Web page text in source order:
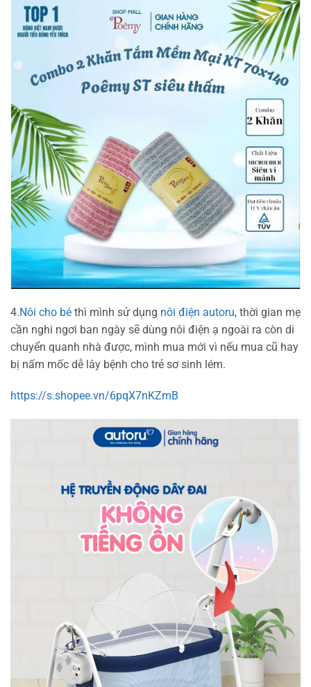
4.Nôi cho bé thì mình sử dụng nôi điện autoru, thời gian mẹ
cần nghi ngơi ban ngày sẽ dùng nôi điện ạ ngoài ra còn di
chuyển quanh nhà được, mình mua mới vì nếu mua cũ hay
bị nấm mốc dễ lây bệnh cho trẻ sơ sinh lém.
https://s.shopee.vn/6pqX7nKZmB